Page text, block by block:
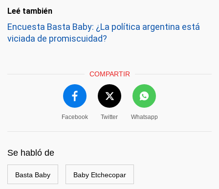
Leé también
Encuesta Basta Baby: ¿La política argentina está
viciada de promiscuidad?
COMPARTIR
Facebook Twitter Whatsapp
Se habló de
Basta Baby Baby Etchecopar